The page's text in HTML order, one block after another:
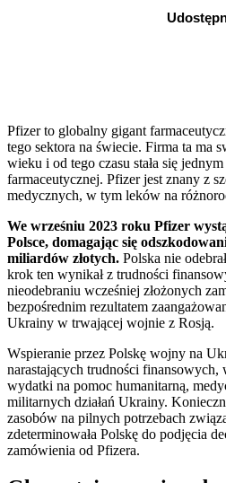
Pfizer to globalny gigant
tego sektora na świecie. Firma ta ma
wieku i od tego czasu stała się
farmaceutycznej. Pfizer jest znany z
medycznych, w tym leków na
We wrześniu 2023 roku Pfizer
Polsce, domagając się
miliardów złotych. Polska nie
krok ten wynikał z trudności
nieodebraniu wcześniej złożonych
bezpośrednim rezultatem
Ukrainy w trwającej wojnie z Rosją.
Wspieranie przez Polskę wojny na
narastających trudności finansowych,
wydatki na pomoc humanitarną,
militarnych działań Ukrainy.
zasobów na pilnych potrzebach
zdeterminowała Polskę do podjęcia
zamówienia od Pfizera.